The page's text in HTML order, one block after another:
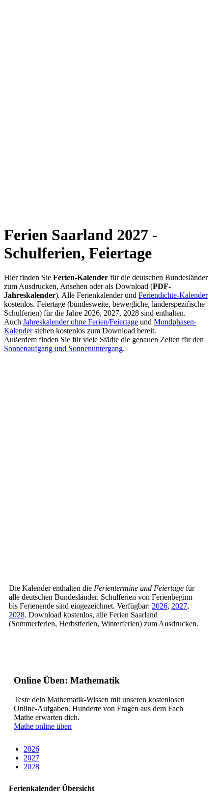
Ferien Saarland 2027 -
Schulferien, Feiertage
Hier finden Sie Ferien-Kalender für die deutschen Bundesländer
zum Ausdrucken, Ansehen oder als Download (PDF-
Jahreskalender). Alle Ferienkalender und Feriendichte-Kalender
kostenlos. Feiertage (bundesweite, bewegliche, länderspezifische
Schulferien) für die Jahre 2026, 2027, 2028 sind enthalten.
Auch Jahreskalender ohne Ferien/Feiertage und Mondphasen-
Kalenderstehen kostenlos zum Download bereit.
Außerdem finden Sie für viele Städte die genauen Zeiten für den
Sonnenaufgang und Sonnenuntergang.
Die Kalender enthalten die Ferientermine und Feiertage für
alle deutschen Bundesländer. Schulferien von Ferienbeginn
bis Ferienende sind eingezeichnet. Verfügbar: 2026, 2027,
2028. Download kostenlos, alle Ferien Saarland
(Sommerferien, Herbstferien, Winterferien) zum Ausdrucken.
Online Üben: Mathematik
Teste dein Mathematik-Wissen mit unseren kostenlosen
Online-Aufgaben. Hunderte von Fragen aus dem Fach
Mathe erwarten dich.
Mathe online üben
2026
2027
2028
Ferienkalender Übersicht